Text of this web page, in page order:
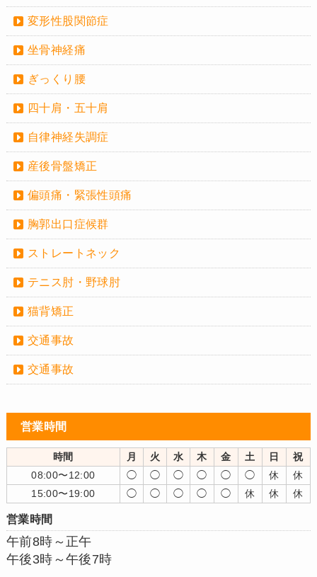
変形性股関節症
坐骨神経痛
ぎっくり腰
四十肩・五十肩
自律神経失調症
産後骨盤矯正
偏頭痛・緊張性頭痛
胸郭出口症候群
ストレートネック
テニス肘・野球肘
猫背矯正
交通事故
交通事故
営業時間
時間 月 火 水 木 金 土 日
祝
08:00〜12:00
◯ ◯ ◯ ◯ ◯ ◯ 休
休
15:00〜19:00
◯ ◯ ◯ ◯ ◯ 休 休 休
営業時間
午前8時～正午
午後3時～午後7時